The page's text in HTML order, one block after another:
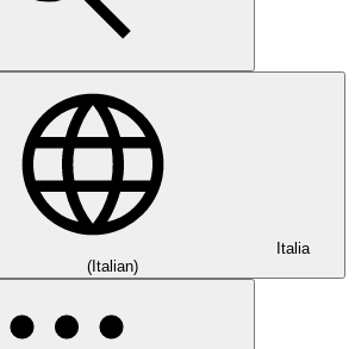
Italia
(Italian)